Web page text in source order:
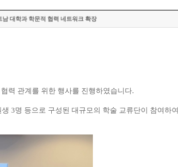
대학과 학문적 협력 네트워크 확장
력 관계를 위한 행사를 진행하였습니다.
3명 등으로 구성된 대규모의 학술 교류단이 참여하여